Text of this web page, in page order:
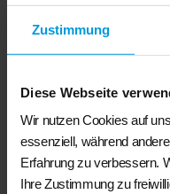
Zustimmung
Diese Webseite
Wir nutzen Cookies auf
essenziell, während
Erfahrung zu verbessern.
Ihre Zustimmung zu